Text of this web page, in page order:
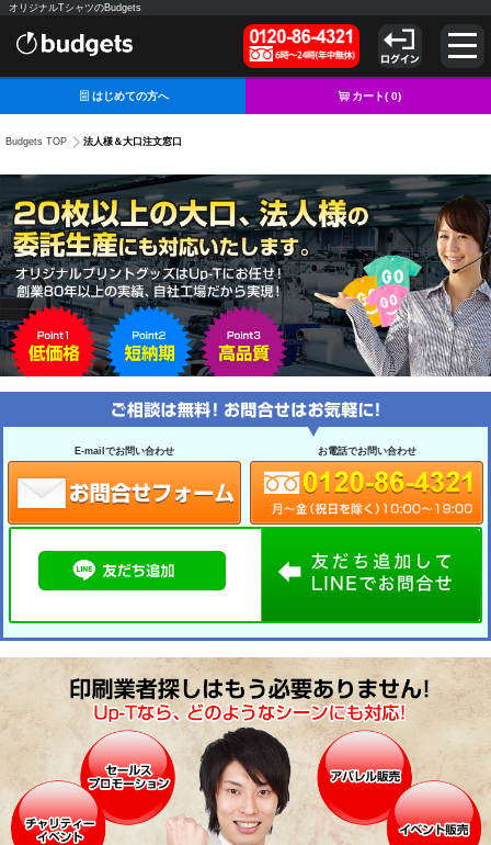
オリジナルTシャツのBudgets
はじめての方へ カート(0)
Budgets TOP 法人様＆大口注文窓口
E-mailでお問い合わせ お電話でお問い合わせ